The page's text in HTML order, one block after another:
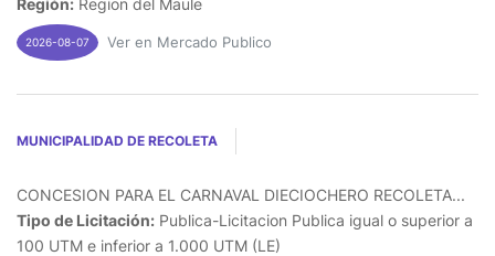
2026-08-07 Ver en Mercado Publico
MUNICIPALIDAD DE RECOLETA
CONCESION PARA EL CARNAVAL DIECIOCHERO RECOLETA...
Tipo de Licitación: Publica-Licitacion Publica igual o superior a
100 UTM e inferior a 1.000 UTM (LE)